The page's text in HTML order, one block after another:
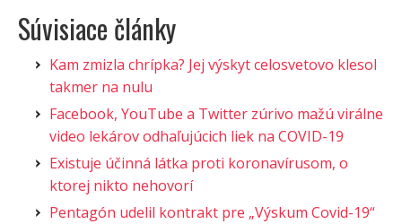
Súvisiace články
Kam zmizla chrípka? Jej výskyt celosvetovo klesol
takmer na nulu
Facebook, YouTube a Twitter zúrivo mažú virálne
video lekárov odhaľujúcich liek na COVID-19
Existuje účinná látka proti koronavírusom, o
ktorej nikto nehovorí
Pentagón udelil kontrakt pre „Výskum Covid-19“